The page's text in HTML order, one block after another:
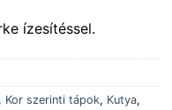
ízesítéssel.
, Kor szerinti tápok, Kutya,